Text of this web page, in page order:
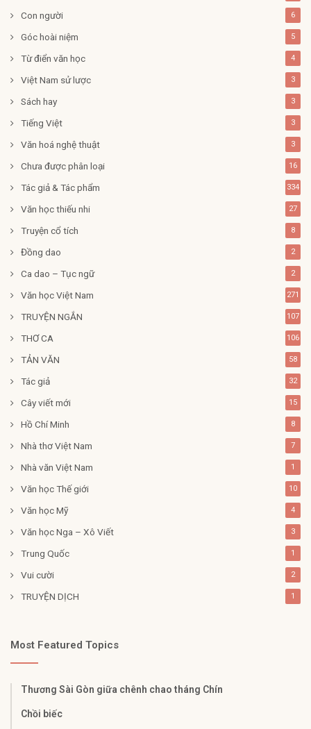
Con người 6
Góc hoài niệm 5
Từ điển văn học 4
Việt Nam sử lược 3
Sách hay 3
Tiếng Việt 3
Văn hoá nghệ thuật 3
Chưa được phân loại 16
Tác giả & Tác phẩm 334
Văn học thiếu nhi 27
Truyện cổ tích 8
Đồng dao 2
Ca dao – Tục ngữ 2
Văn học Việt Nam 271
TRUYỆN NGẮN 107
THƠ CA 106
TẢN VĂN 58
Tác giả 32
Cây viết mới 15
Hồ Chí Minh 8
Nhà thơ Việt Nam 7
Nhà văn Việt Nam 1
Văn học Thế giới 10
Văn học Mỹ 4
Văn học Nga – Xô Viết 3
Trung Quốc 1
Vui cười 2
TRUYỆN DỊCH 1
Most Featured Topics
Thương Sài Gòn giữa chênh chao tháng Chín
Chồi biếc